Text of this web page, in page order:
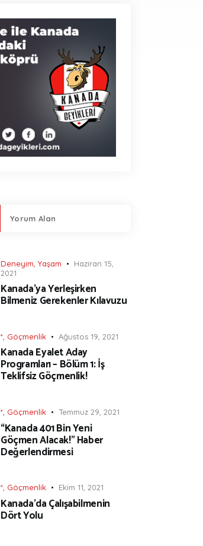
Yorum Alan
Deneyim Yaşam
Haziran 15,
2021
Kanada’ya Yerleşirken
Bilmeniz Gerekenler Kılavuzu
* Göçmenlik Ağustos 19, 2021
Kanada Eyalet Aday
Programları – Bölüm 1: İş
Teklifsiz Göçmenlik!
* Göçmenlik Temmuz 29, 2021
“Kanada 401 Bin Yeni
Göçmen Alacak!” Haber
Değerlendirmesi
* Göçmenlik Ekim 11, 2021
Kanada’da Çalışabilmenin
Dört Yolu